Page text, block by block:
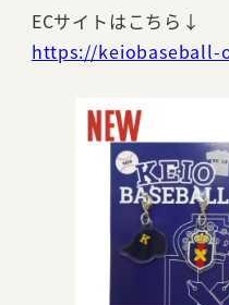
ECサイトはこちら↓
https://keiobaseball-